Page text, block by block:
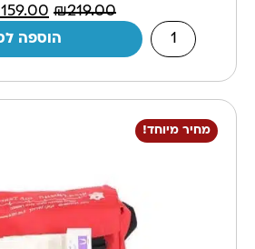
₪219.00
159.00
הוספה
מחיר מיוחד!